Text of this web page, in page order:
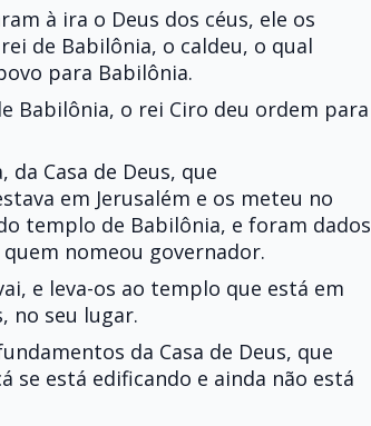
à ira o Deus dos céus, ele os
de Babilônia, o caldeu, o qual
para Babilônia.
Babilônia, o rei Ciro deu ordem para
Casa de Deus, que
em Jerusalém e os meteu no
templo de Babilônia, e foram dados
nomeou governador.
e leva-os ao templo que está em
no seu lugar.
da Casa de Deus, que
se está edificando e ainda não está